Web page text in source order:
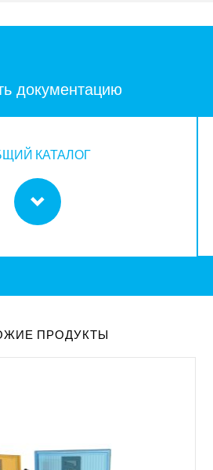
документацию
КАТАЛОГ
ПРОДУКТЫ